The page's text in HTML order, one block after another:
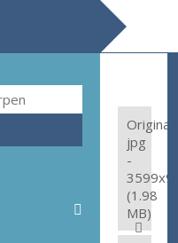
Original:
jpg
-
(1.98
MB)